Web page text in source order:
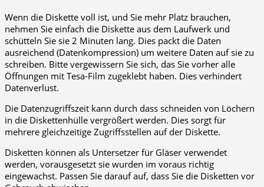
Wenn die Diskette voll ist, und Sie mehr Platz brauchen,
nehmen Sie einfach die Diskette aus dem Laufwerk und
schütteln Sie sie 2 Minuten lang. Dies packt die Daten
ausreichend (Datenkompression) um weitere Daten auf sie zu
schreiben. Bitte vergewissern Sie sich, das Sie vorher alle
Öffnungen mit Tesa-Film zugeklebt haben. Dies verhindert
Datenverlust.
Die Datenzugriffszeit kann durch dass schneiden von Löchern
in die Diskettenhülle vergrößert werden. Dies sorgt für
mehrere gleichzeitige Zugriffsstellen auf der Diskette.
Disketten können als Untersetzer für Gläser verwendet
werden, vorausgesetzt sie wurden im voraus richtig
eingewachst. Passen Sie darauf auf, dass Sie die Disketten vor